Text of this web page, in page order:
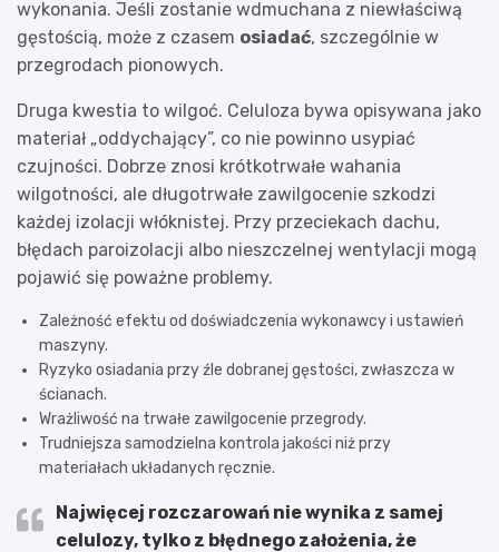
wykonania. Jeśli zostanie wdmuchana z niewłaściwą
gęstością, może z czasem osiadać, szczególnie w
przegrodach pionowych.
Druga kwestia to wilgoć. Celuloza bywa opisywana jako
materiał „oddychający”, co nie powinno usypiać
czujności. Dobrze znosi krótkotrwałe wahania
wilgotności, ale długotrwałe zawilgocenie szkodzi
każdej izolacji włóknistej. Przy przeciekach dachu,
błędach paroizolacji albo nieszczelnej wentylacji mogą
pojawić się poważne problemy.
Zależność efektu od doświadczenia wykonawcy i ustawień
maszyny.
Ryzyko osiadania przy źle dobranej gęstości, zwłaszcza w
ścianach.
Wrażliwość na trwałe zawilgocenie przegrody.
Trudniejsza samodzielna kontrola jakości niż przy
materiałach układanych ręcznie.
Najwięcej rozczarowań nie wynika z samej
celulozy, tylko z błędnego założenia, że